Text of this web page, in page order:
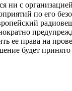
ни с
по его
ее права на
будет